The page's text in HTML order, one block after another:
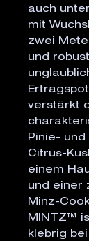
auch
mit
zwei
und
verstärkt
Pinie- und
Citrus-
einem
und einer
Minz-
MINTZ™
klebrig